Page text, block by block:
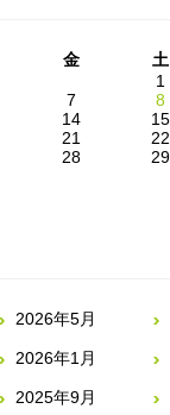
金
土
1
7
8
14
15
21
22
28
29
2026年5月
2026年1月
2025年9月